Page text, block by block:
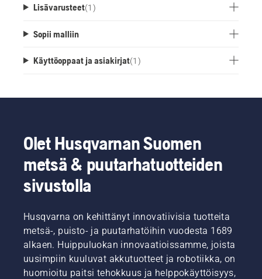
Lisävarusteet(1 )
Sopii malliin
Käyttöoppaat ja asiakirjat(1 )
Olet Husqvarnan Suomen
metsä & puutarhatuotteiden
sivustolla
Husqvarna on kehittänyt innovatiivisia tuotteita
metsä-, puisto- ja puutarhatöihin vuodesta 1689
alkaen. Huippuluokan innovaatioissamme, joista
uusimpiin kuuluvat akkutuotteet ja robotiikka, on
huomioitu paitsi tehokkuus ja helppokäyttöisyys,